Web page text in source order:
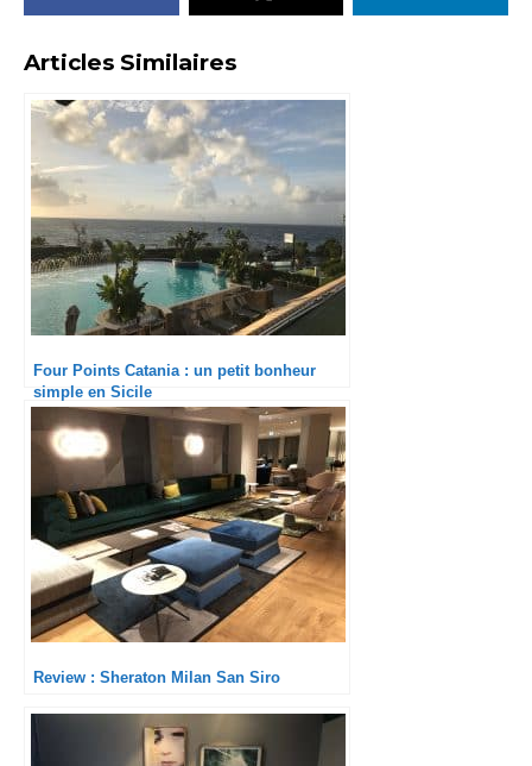
Articles Similaires
Four Points Catania : un petit bonheur
simple en Sicile
Review : Sheraton Milan San Siro